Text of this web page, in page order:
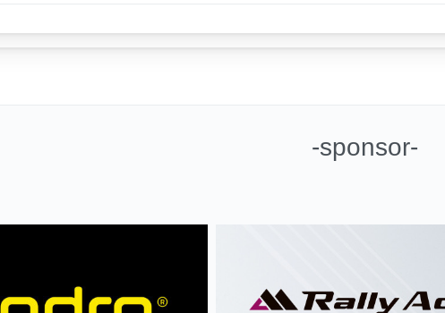
-sponsor-